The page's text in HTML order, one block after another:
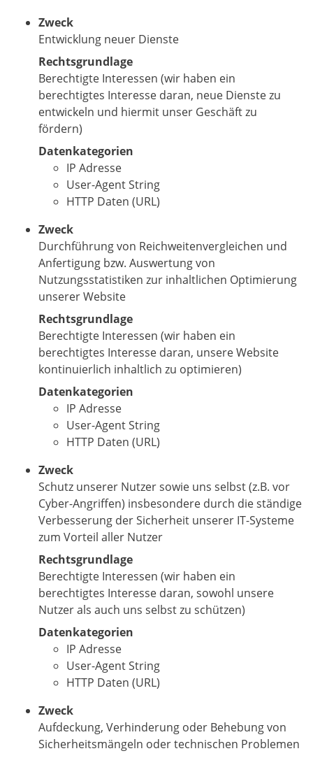
Zweck
Entwicklung neuer Dienste
Rechtsgrundlage
Berechtigte Interessen (wir haben ein
berechtigtes Interesse daran, neue Dienste zu
entwickeln und hiermit unser Geschäft zu
fördern)
Datenkategorien
IP Adresse
User-Agent String
HTTP Daten (URL)
Zweck
Durchführung von Reichweitenvergleichen und
Anfertigung bzw. Auswertung von
Nutzungsstatistiken zur inhaltlichen Optimierung
unserer Website
Rechtsgrundlage
Berechtigte Interessen (wir haben ein
berechtigtes Interesse daran, unsere Website
kontinuierlich inhaltlich zu optimieren)
Datenkategorien
IP Adresse
User-Agent String
HTTP Daten (URL)
Zweck
Schutz unserer Nutzer sowie uns selbst (z.B. vor
Cyber-Angriffen) insbesondere durch die ständige
Verbesserung der Sicherheit unserer IT-Systeme
zum Vorteil aller Nutzer
Rechtsgrundlage
Berechtigte Interessen (wir haben ein
berechtigtes Interesse daran, sowohl unsere
Nutzer als auch uns selbst zu schützen)
Datenkategorien
IP Adresse
User-Agent String
HTTP Daten (URL)
Zweck
Aufdeckung, Verhinderung oder Behebung von
Sicherheitsmängeln oder technischen Problemen